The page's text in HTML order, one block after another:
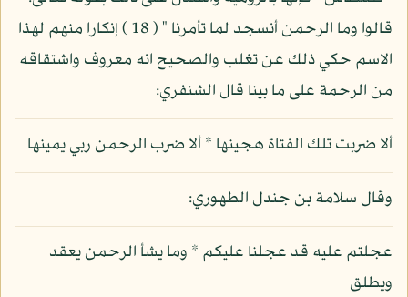
قالوا وما الرحمن أنسجد لما تأمرنا " ( 18 ) إنكارا منهم لهذا
الاسم حكي ذلك عن تغلب والصحيح انه معروف واشتقاقه
من الرحمة على ما بينا قال الشنفري:
ألا ضربت تلك الفتاة هجينها * ألا ضرب الرحمن ربي يمينها
وقال سلامة بن جندل الطهوري:
عجلتم عليه قد عجلنا عليكم * وما يشأ الرحمن يعقد
ويطلق